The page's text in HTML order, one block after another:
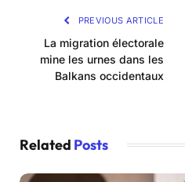
PREVIOUS ARTICLE
La migration électorale
mine les urnes dans les
Balkans occidentaux
Related Posts